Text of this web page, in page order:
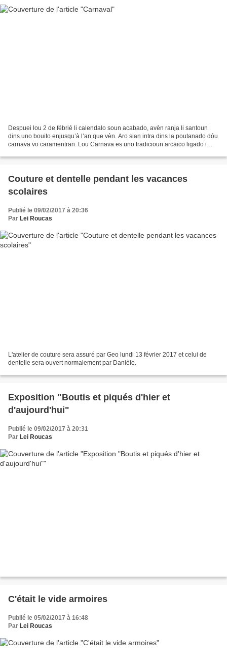
Despuei lou 2 de fébrié li calendalo soun acabado, avèn ranja li santoun
dins uno bouito enjusqu’à l’an que vèn. Aro sian intra dins la poutanado dóu
carnava vo caramentran. Lou Carnava es uno tradicioun arcaïco ligado i
Couture et dentelle pendant les vacances
scolaires
Publié le 09/02/2017 à 20:36
Par Lei Roucas
L'atelier de couture sera assuré par Geo lundi 13 février 2017 et celui de
dentelle sera ouvert normalement par Danièle.
Exposition "Boutis et piqués d'hier et
d'aujourd'hui"
Publié le 09/02/2017 à 20:31
Par Lei Roucas
C'était le vide armoires
Publié le 05/02/2017 à 16:48
Par Lei Roucas